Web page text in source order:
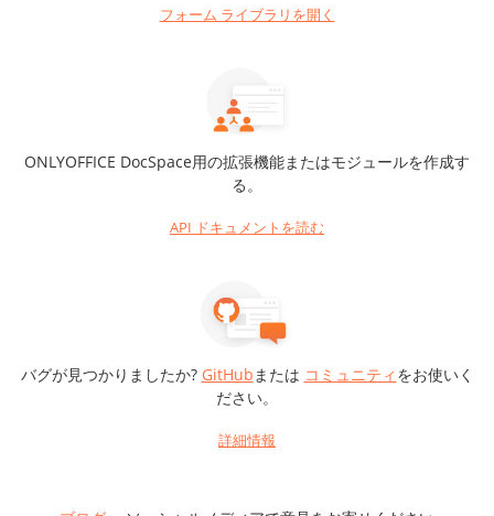
フォーム ライブラリを開く
ONLYOFFICE DocSpace用の拡張機能またはモジュールを作成す
る。
API ドキュメントを読む
バグが見つかりましたか? GitHubまたは コミュニティ をお使いく
ださい。
詳細情報